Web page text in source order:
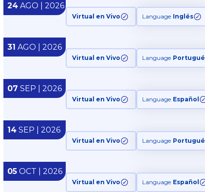
24 AGO | 2026
Virtual en Vivo Language Inglés
31 AGO | 2026
Virtual en Vivo Language
07 SEP | 2026
Virtual en Vivo Language Español
14 SEP | 2026
Virtual en Vivo Language
05 OCT | 2026
Virtual en Vivo Language Español